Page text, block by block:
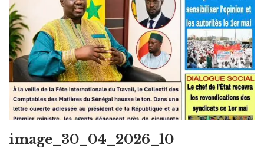
image_30_04_2026_10